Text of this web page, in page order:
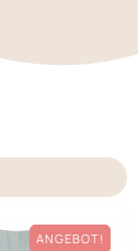
ANGEBOT!